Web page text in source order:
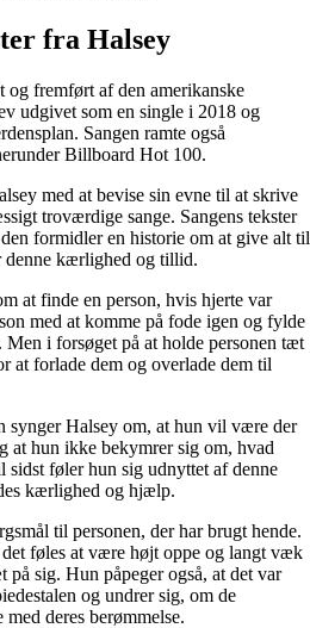
fra Halsey
og fremført af den amerikanske
udgivet som en single i 2018 og
Sangen ramte også
Billboard Hot 100.
med at bevise sin evne til at skrive
troværdige sange. Sangens tekster
formidler en historie om at give alt til
denne kærlighed og tillid.
at finde en person, hvis hjerte var
med at komme på fode igen og fylde
i forsøget på at holde personen tæt
at forlade dem og overlade dem til
Halsey om, at hun vil være der
at hun ikke bekymrer sig om, hvad
sidst føler hun sig udnyttet af denne
kærlighed og hjælp.
til personen, der har brugt hende.
føles at være højt oppe og langt væk
sig. Hun påpeger også, at det var
og undrer sig, om de
deres berømmelse.